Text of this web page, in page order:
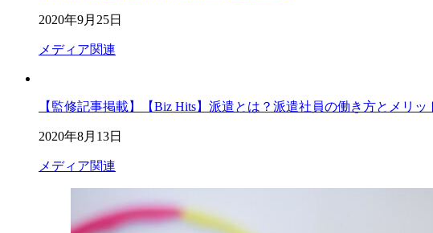
2020年9月25日
メディア関連
【監修記事掲載】【Biz Hits】派遣とは？派遣社員の働き方とメリッ
2020年8月13日
メディア関連